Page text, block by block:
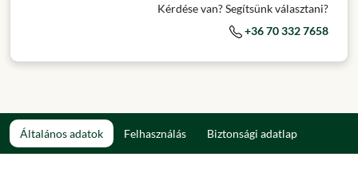
Kérdése van? Segítsünk választani?
+36 70 332 7658
Általános adatok Felhasználás Biztonsági adatlap